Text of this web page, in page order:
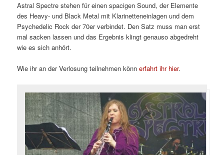
Astral Spectre stehen für einen spacigen Sound, der Elemente
des Heavy- und Black Metal mit Klarinetteneinlagen und dem
Psychedelic Rock der 70er verbindet. Den Satz muss man erst
mal sacken lassen und das Ergebnis klingt genauso abgedreht
wie es sich anhört.
Wie ihr an der Verlosung teilnehmen könnerfahrt ihr hier.